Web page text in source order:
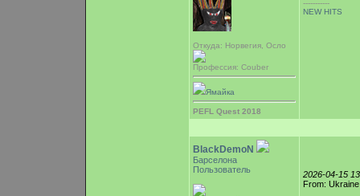
Откуда: Норвегия, Осло
Профессия: Couber
Ямайка
PEFL Quest 2018
-----------
NEW HITS
BlackDemoN
Барселона
Пользователь
2026-04-15
From: Ukraine